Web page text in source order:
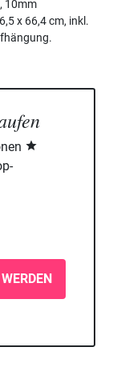
10mm
x 66,4 cm, inkl.